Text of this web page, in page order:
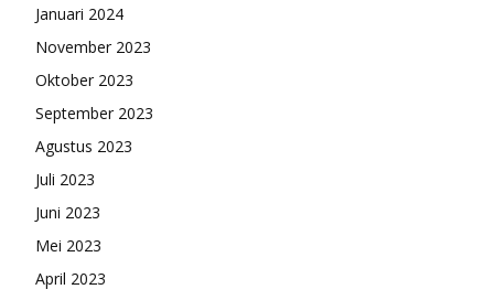
Januari 2024
November 2023
Oktober 2023
September 2023
Agustus 2023
Juli 2023
Juni 2023
Mei 2023
April 2023